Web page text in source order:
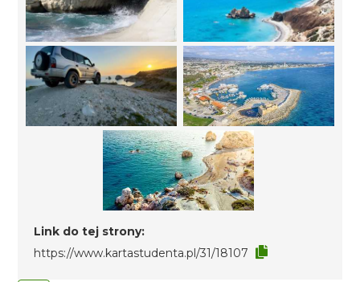
Link do tej strony:
https://www.kartastudenta.pl/31/18107